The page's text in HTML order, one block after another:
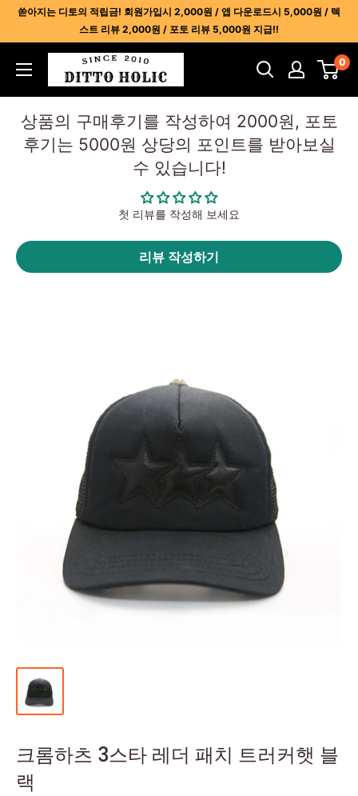
쏟아지는 디토의 적립금! 회원가입시 2,000원 / 앱 다운로드시 5,000원 / 텍
스트 리뷰 2,000원 / 포토 리뷰 5,000원 지급!!
릭
-
카
0
상품의 구매후기를 작성하여 2000원, 포토
후기는 5000원 상당의 포인트를 받아보실
수 있습니다!
첫 리뷰를 작성해 보세요
리뷰 작성하기
크롬하츠 3스타 레더 패치 트러커햇 블
랙